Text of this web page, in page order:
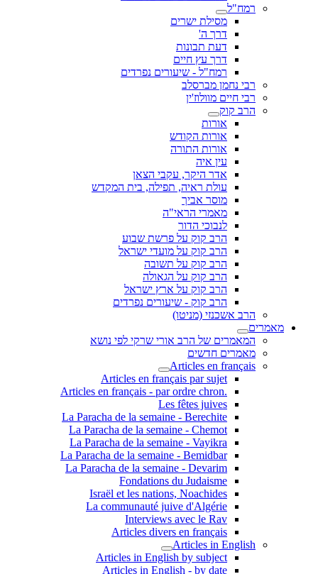
רמח"ל
מסילת ישרים
דרך ה'
דעת תבונות
דרך עץ חיים
רמח"ל - שיעורים נפרדים
רבי נחמן מברסלב
רבי חיים מוולוז'ין
הרב קוק
אורות
אורות הקודש
אורות התורה
עין איה
אדר היקר, עקבי הצאן
עולת ראיה, תפילה, בית המקדש
מוסר אביך
מאמרי הראי"ה
לנבוכי הדור
הרב קוק על פרשת שבוע
הרב קוק על מועדי ישראל
הרב קוק על תשובה
הרב קוק על הגאולה
הרב קוק על ארץ ישראל
הרב קוק - שיעורים נפרדים
הרב אשכנזי (מניטו)
מאמרים
המאמרים של הרב אורי שרקי לפי נושא
מאמרים חדשים
Articles en français
Articles en français par sujet
.Articles en français - par ordre chron
Les fêtes juives
La Paracha de la semaine - Berechite
La Paracha de la semaine - Chemot
La Paracha de la semaine - Vayikra
La Paracha de la semaine - Bemidbar
La Paracha de la semaine - Devarim
Fondations du Judaisme
Israël et les nations, Noachides
La communauté juive d'Algérie
Interviews avec le Rav
Articles divers en français
Articles in English
Articles in English by subject
Articles in English - by date